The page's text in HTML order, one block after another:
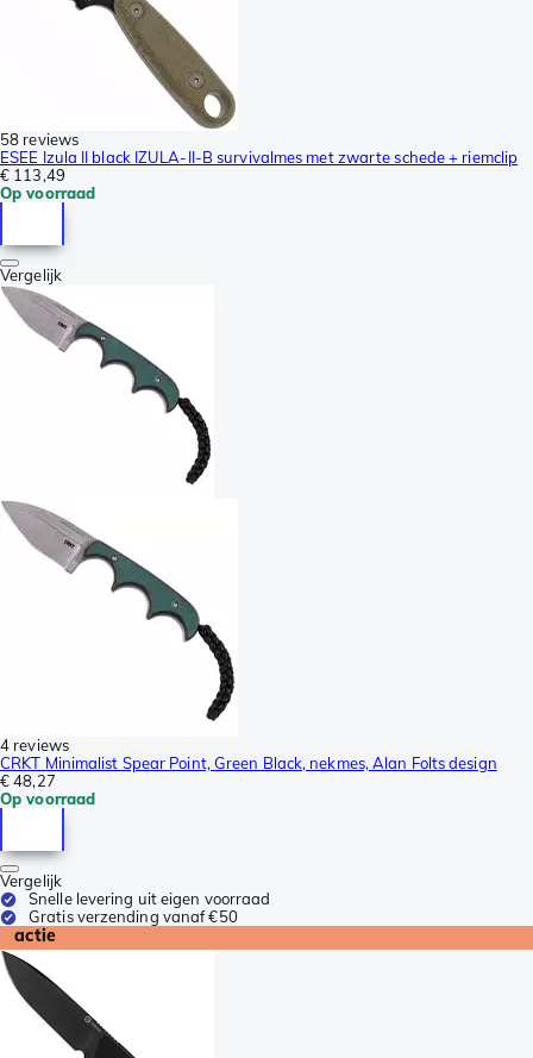
58 reviews
ESEE Izula II black IZULA-II-B survivalmes met zwarte schede + riemclip
€ 113,49
Op voorraad
Vergelijk
4 reviews
CRKT Minimalist Spear Point, Green Black, nekmes, Alan Folts design
€ 48,27
Op voorraad
Vergelijk
Snelle levering uit eigen voorraad
Gratis verzending vanaf €50
actie